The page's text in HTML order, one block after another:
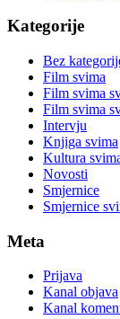
Kategorije
Bez
Film svima
Film svima
Film svima
Intervju
Knjiga svima
Kultura
Novosti
Smjernice
Smjernice
Meta
Prijava
Kanal objava
Kanal